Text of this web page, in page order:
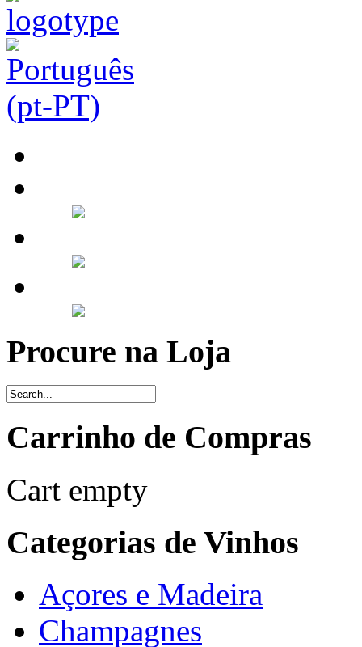
Procure na Loja
Carrinho de Compras
Cart empty
Categorias de Vinhos
Açores e Madeira
Champagnes